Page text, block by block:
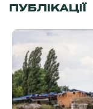
ПУБЛІКАЦІЇ